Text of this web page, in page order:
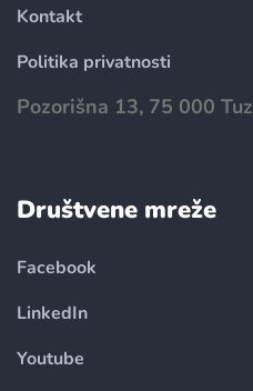
Kontakt
Politika privatnosti
Pozorišna 13, 75 000
Društvene mreže
Facebook
LinkedIn
Youtube